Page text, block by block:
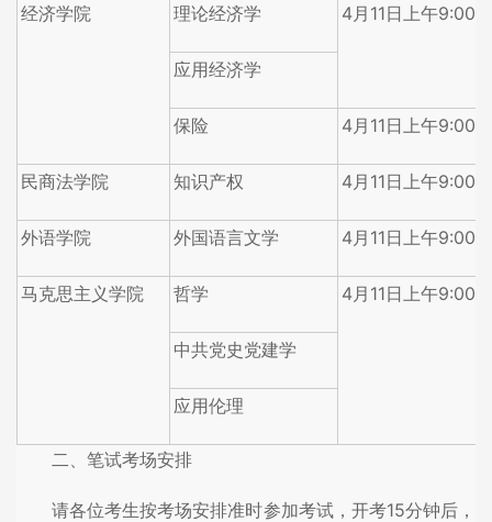
经济学院 理论经济学 4月11日上午9:00-
应用经济学
保险 4月11日上午9:00-
民商法学院 知识产权 4月11日上午9:00-
外语学院 外国语言文学 4月11日上午9:00-
马克思主义学院 哲学 4月11日上午9:00-
中共党史党建学
应用伦理
二、笔试考场安排
请各位考生按考场安排准时参加考试，开考15分钟后，